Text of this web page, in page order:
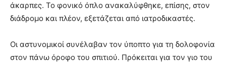
άκαρπες. Το φονικό όπλο ανακαλύφθηκε, επίσης, στον
διάδρομο και πλέον, εξετάζεται από ιατροδικαστές.
Οι αστυνομικοί συνέλαβαν τον ύποπτο για τη δολοφονία
στον πάνω όροφο του σπιτιού. Πρόκειται για τον γιο του